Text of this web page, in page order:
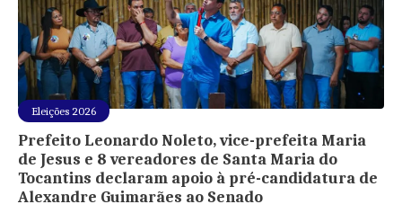
Eleições 2026
Prefeito Leonardo Noleto, vice-prefeita Maria
de Jesus e 8 vereadores de Santa Maria do
Tocantins declaram apoio à pré-candidatura de
Alexandre Guimarães ao Senado